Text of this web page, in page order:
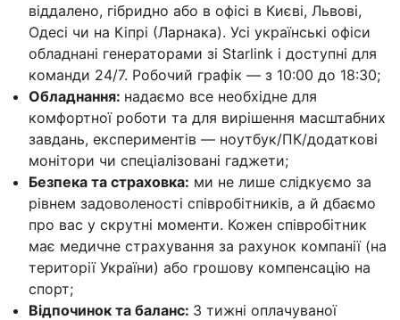
віддалено, гібридно або в офісі в Києві, Львові,
Одесі чи на Кіпрі (Ларнака). Усі українські офіси
обладнані генераторами зі Starlink і доступні для
команди 24/7. Робочий графік — з 10:00 до 18:30;
Обладнання: надаємо все необхідне для
комфортної роботи та для вирішення масштабних
завдань, експериментів — ноутбук/ПК/додаткові
монітори чи спеціалізовані гаджети;
Безпека та страховка: ми не лише слідкуємо за
рівнем задоволеності співробітників, а й дбаємо
про вас у скрутні моменти. Кожен співробітник
має медичне страхування за рахунок компанії (на
території України) або грошову компенсацію на
спорт;
Відпочинок та баланс: 3 тижні оплачуваної